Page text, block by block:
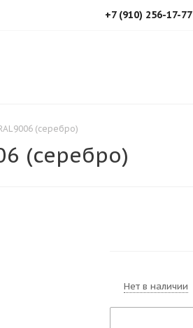
+7 (910) 256-17-77
(серебро)
(серебро)
Нет в наличии